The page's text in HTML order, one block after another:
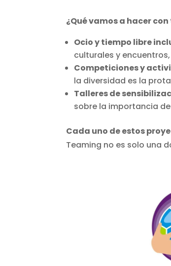
¿Qué vamos a hacer
Ocio y tiempo libre
culturales y
Competiciones y
la diversidad es la
Talleres de
sobre la importancia
Cada uno de estos
Teaming no es solo una